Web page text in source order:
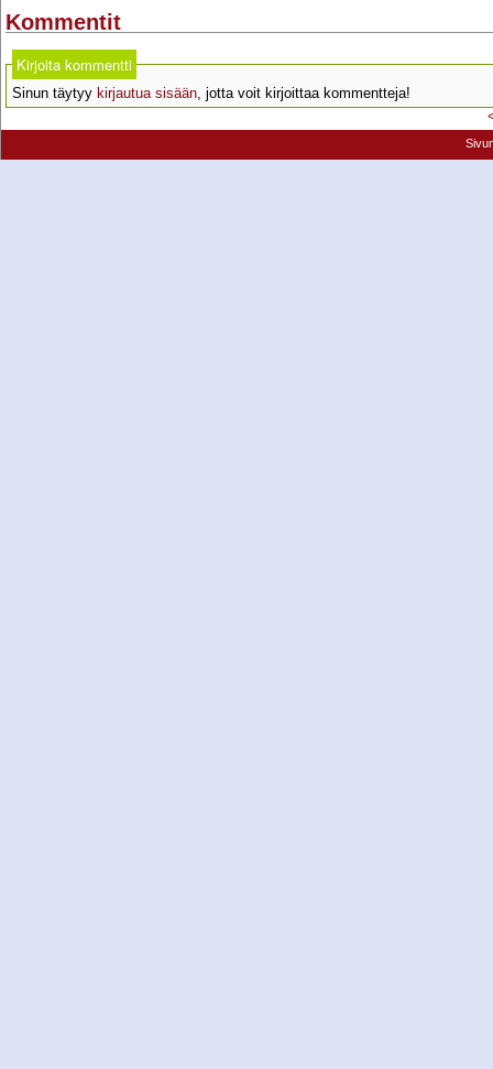
Kommentit
Kirjoita kommentti
Sinun täytyy kirjautua sisään, jotta voit kirjoittaa kommentteja!